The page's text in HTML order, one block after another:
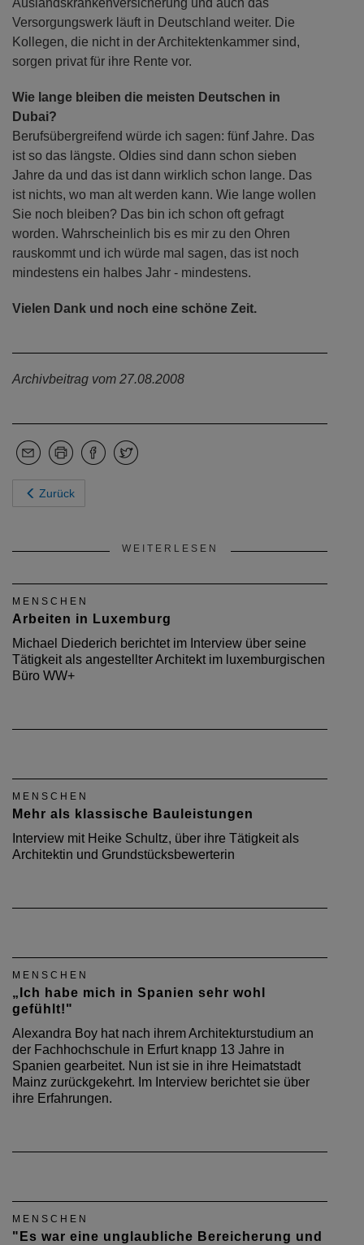
Auslandskrankenversicherung und auch das
Versorgungswerk läuft in Deutschland weiter. Die
Kollegen, die nicht in der Architektenkammer sind,
sorgen privat für ihre Rente vor.
Wie lange bleiben die meisten Deutschen in
Dubai?
Berufsübergreifend würde ich sagen: fünf Jahre. Das
ist so das längste. Oldies sind dann schon sieben
Jahre da und das ist dann wirklich schon lange. Das
ist nichts, wo man alt werden kann. Wie lange wollen
Sie noch bleiben? Das bin ich schon oft gefragt
worden. Wahrscheinlich bis es mir zu den Ohren
rauskommt und ich würde mal sagen, das ist noch
mindestens ein halbes Jahr - mindestens.
Vielen Dank und noch eine schöne Zeit.
Archivbeitrag vom 27.08.2008
Zurück
WEITERLESEN
MENSCHEN
Arbeiten in Luxemburg
Michael Diederich berichtet im Interview über seine
Tätigkeit als angestellter Architekt im luxemburgischen
Büro WW+
MENSCHEN
Mehr als klassische Bauleistungen
Interview mit Heike Schultz, über ihre Tätigkeit als
Architektin und Grundstücksbewerterin
MENSCHEN
„Ich habe mich in Spanien sehr wohl
gefühlt!"
Alexandra Boy hat nach ihrem Architekturstudium an
der Fachhochschule in Erfurt knapp 13 Jahre in
Spanien gearbeitet. Nun ist sie in ihre Heimatstadt
Mainz zurückgekehrt. Im Interview berichtet sie über
ihre Erfahrungen.
MENSCHEN
"Es war eine unglaubliche Bereicherung und